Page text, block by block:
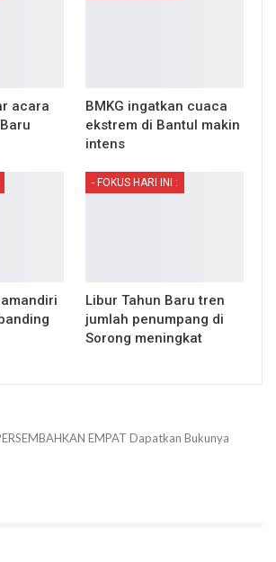
acara
BMKG ingatkan cuaca
ekstrem di Bantul makin
intens
- FOKUS HARI INI :
Libur Tahun Baru tren
jumlah penumpang di
Sorong meningkat
EMPAT Dapatkan Bukunya